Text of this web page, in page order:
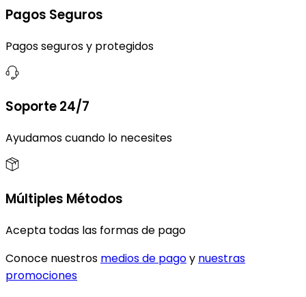
Pagos Seguros
Pagos seguros y protegidos
Soporte 24/7
Ayudamos cuando lo necesites
Múltiples Métodos
Acepta todas las formas de pago
Conoce nuestros medios de pagoy nuestras
promociones